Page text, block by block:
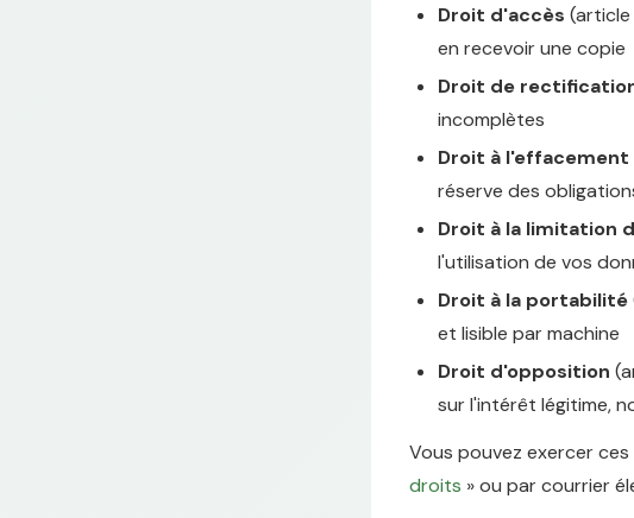
Droit d'accès
en recevoir une copie
Droit de
incomplètes
Droit à l'effacement
réserve des
Droit à la limitation
l'utilisation de vos
Droit à la portabilité
et lisible par machine
Droit d'opposition
sur l'intérêt légitime,
Vous pouvez exercer
droits » ou par courrier